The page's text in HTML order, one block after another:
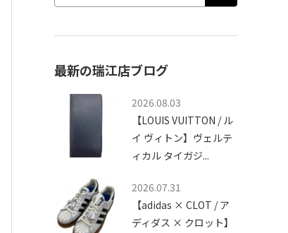
最新の瑞江店ブログ
2026.08.03
【LOUIS VUITTON / ル
イ ヴィトン】ヴェルテ
ィカル タイガジ...
2026.07.31
【adidas × CLOT / ア
ディダス × クロット】